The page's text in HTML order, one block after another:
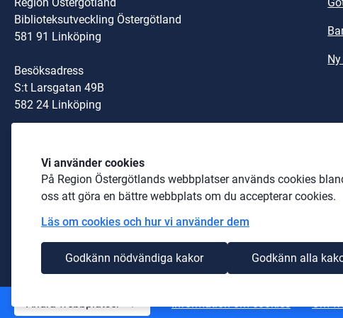
Vi använder cookies
På Region Östergötlands webbplatser används cookies
oss att göra en bättre webbplats om du accepterar cookies.
Läs om cookies och hur vi använder dem
Godkänn nödvändiga kakor Godkänn alla
Biblioteksutveckling Östergötland
581 91 Linköping
Besöksadress
S:t Larsgatan 49B
582 24 Linköping
232100-0040
Telefon: 010-103 00 00 (växel)
biblioteksutveckling@regionostergotland.se
Andra webbplatser Information om cookies Om